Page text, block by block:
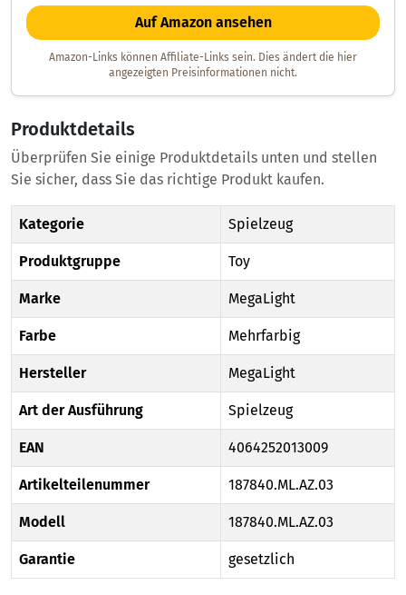
Auf Amazon ansehen
Amazon-Links können Affiliate-Links sein. Dies ändert die hier
angezeigten Preisinformationen nicht.
Produktdetails
Überprüfen Sie einige Produktdetails unten und stellen
Sie sicher, dass Sie das richtige Produkt kaufen.
Kategorie Spielzeug
Produktgruppe Toy
Marke MegaLight
Farbe Mehrfarbig
Hersteller MegaLight
Art der Ausführung Spielzeug
EAN 4064252013009
Artikelteilenummer 187840.ML.AZ.03
Modell 187840.ML.AZ.03
Garantie gesetzlich